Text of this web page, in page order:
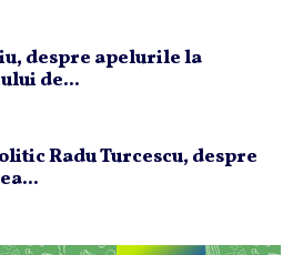
despre apelurile la
de...
Radu Turcescu, despre